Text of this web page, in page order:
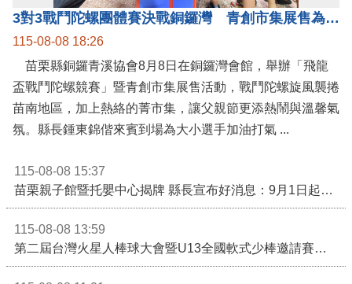
3對3戰鬥陀螺團體賽決戰銅鑼灣 青創市集展售為父親節增添繽紛
115-08-08 18:26
苗栗縣銅鑼青溪協會8月8日在銅鑼灣會館，舉辦「飛龍
盃戰鬥陀螺競賽」暨青創市集展售活動，戰鬥陀螺旋風襲捲
苗南地區，加上熱絡的菁市集，讓父親節更添熱鬧與溫馨氣
115-08-08 15:37
115-08-08 13:59